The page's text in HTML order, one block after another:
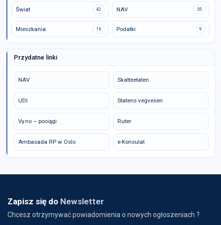
Świat 42 NAV 35
Mieszkania 16 Podatki 9
Przydatne linki
NAV Skatteetaten
UDI Statens vegvesen
Vy.no – pociągi Ruter
Ambasada RP w Oslo e-Konsulat
Zapisz się do Newsletter
Chcesz otrzymywać powiadomienia o nowych ogłoszeniach ?